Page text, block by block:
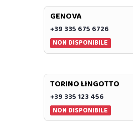
GENOVA
+39 335 675 6726
NON DISPONIBILE
TORINO LINGOTTO
+39 335 123 456
NON DISPONIBILE